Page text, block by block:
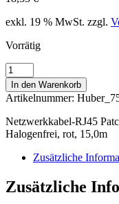
exkl. 19 % MwSt. zzgl.
Vorrätig
RJ45
Patchkabel
m.
CAT
7
Rohkabel
PIMF
Menge
In den Warenkorb
Artikelnummer:
Netzwerkkabel-RJ45
Halogenfrei, rot, 15,0m
Zusätzliche
Zusätzliche